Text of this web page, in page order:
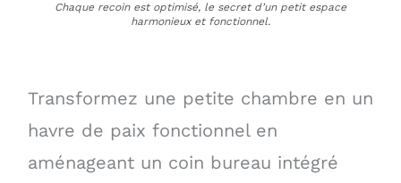
Chaque recoin est optimisé, le secret d’un petit espace
harmonieux et fonctionnel.
Transformez une petite chambre en un
havre de paix fonctionnel en
aménageant un coin bureau intégré